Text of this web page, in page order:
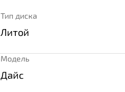
Тип диска
Литой
Модель
Дайс